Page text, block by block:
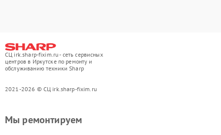
СЦ irk.sharp-fixim.ru - сеть сервисных
центров в Иркутске по ремонту и
обслуживанию техники Sharp
2021-2026 © СЦ irk.sharp-fixim.ru
Мы ремонтируем